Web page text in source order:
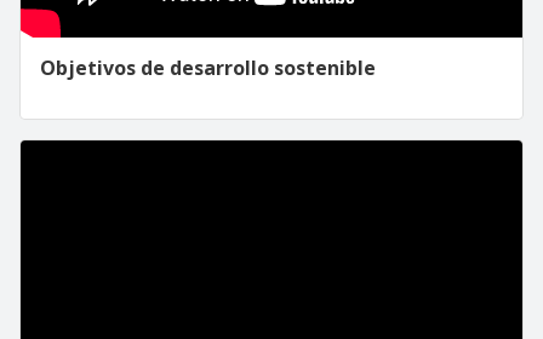
Objetivos de desarrollo sostenible